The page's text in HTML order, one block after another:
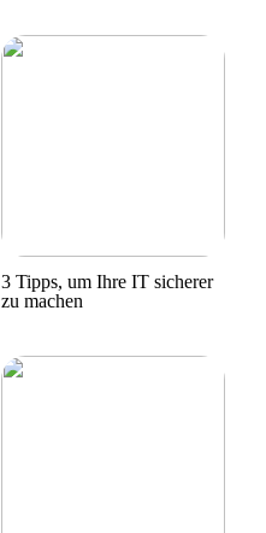
3 Tipps, um Ihre IT sicherer
zu machen